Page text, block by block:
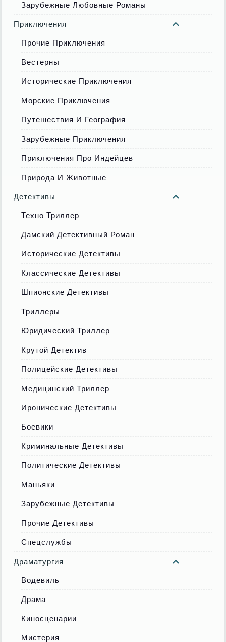
Зарубежные Любовные Романы
Приключения
Прочие Приключения
Вестерны
Исторические Приключения
Морские Приключения
Путешествия И География
Зарубежные Приключения
Приключения Про Индейцев
Природа И Животные
Детективы
Техно Триллер
Дамский Детективный Роман
Исторические Детективы
Классические Детективы
Шпионские Детективы
Триллеры
Юридический Триллер
Крутой Детектив
Полицейские Детективы
Медицинский Триллер
Иронические Детективы
Боевики
Криминальные Детективы
Политические Детективы
Маньяки
Зарубежные Детективы
Прочие Детективы
Спецслужбы
Драматургия
Водевиль
Драма
Киносценарии
Мистерия